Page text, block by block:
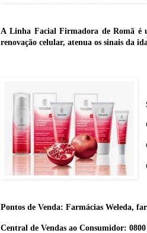
ALinha Facial Firmadora de Romã é
renovação celular, atenua os sinais da
Pontos de Venda: Farmácias Weleda,
Central de Vendas ao Consumidor: